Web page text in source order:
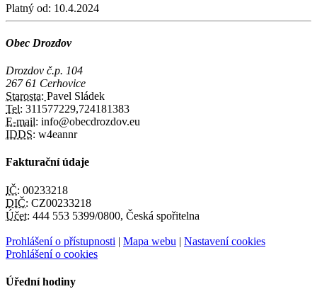
Platný od: 10.4.2024
Obec Drozdov
Drozdov č.p. 104
267 61 Cerhovice
Starosta: Pavel Sládek
Tel: 311577229,724181383
E-mail: info@obecdrozdov.eu
IDDS: w4eannr
Fakturační údaje
IČ: 00233218
DIČ: CZ00233218
Účet: 444 553 5399/0800, Česká spořitelna
Prohlášení o přístupnosti | Mapa webu | Nastavení cookies
Prohlášení o cookies
Úřední hodiny